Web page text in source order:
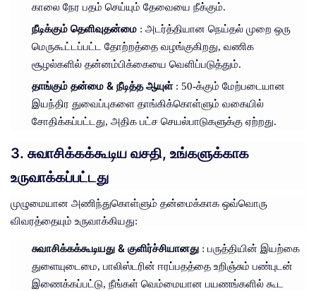
காலை நேர பதம் செய்யும் தேவையை நீக்கும்.
நீடிக்கும் தெளிவுதன்மை : அடர்த்தியான நெய்தல் முறை ஒரு
மெருகூட்டப்பட்ட தோற்றத்தை வழங்குகிறது, வணிக
சூழல்களில் தன்னம்பிக்கையை வெளிப்படுத்தும்.
தாங்கும் தன்மை & நீடித்த ஆயுள் : 50-க்கும் மேற்படையான
இயந்திர துவைப்புகளை தாங்கிக்கொள்ளும் வகையில்
சோதிக்கப்பட்டது, அதிக பட்ச செயல்பாடுகளுக்கு ஏற்றது.
3. சுவாசிக்கக்கூடிய வசதி, உங்களுக்காக
உருவாக்கப்பட்டது
முழுமையான அணிந்துகொள்ளும் தன்மைக்காக ஒவ்வொரு
விவரத்தையும் உருவாக்கியது:
சுவாசிக்கக்கூடியது & குளிர்ச்சியானது : பருத்தியின் இயற்கை
துளையுடைமை, பாலிஸ்டரின் ஈரப்பதத்தை உறிஞ்சும் பண்புடன்
இணைக்கப்பட்டு, நீங்கள் வெம்மையான பயணங்களில் கூட